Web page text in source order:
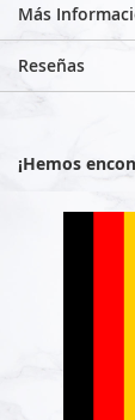
Más
Reseñas
¡Hemos